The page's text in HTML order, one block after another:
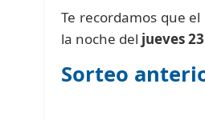
Te recordamos que
la noche del jueves
Sorteo